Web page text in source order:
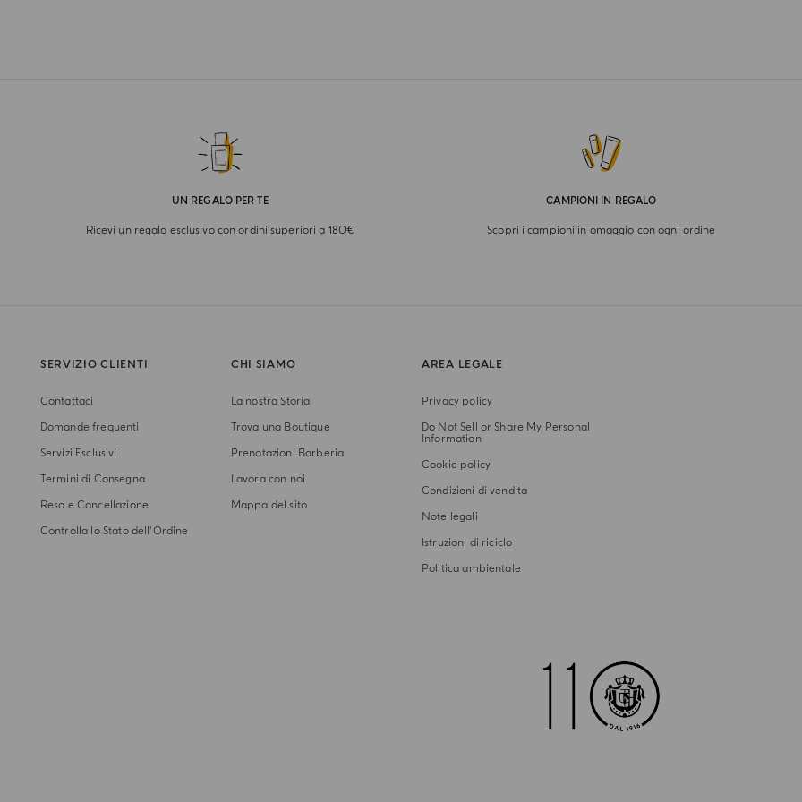
UN REGALO PER TE
Ricevi un regalo esclusivo con ordini superiori a 180€
CAMPIONI IN REGALO
Scopri i campioni in omaggio con ogni ordine
SERVIZIO CLIENTI
Contattaci
Domande frequenti
Servizi Esclusivi
Termini di Consegna
Reso e Cancellazione
Controlla lo Stato dell'Ordine
CHI SIAMO
La nostra Storia
Trova una Boutique
Prenotazioni Barberia
Lavora con noi
Mappa del sito
AREA LEGALE
Privacy policy
Do Not Sell or Share My Personal
Information
Cookie policy
Condizioni di vendita
Note legali
Istruzioni di riciclo
Politica ambientale